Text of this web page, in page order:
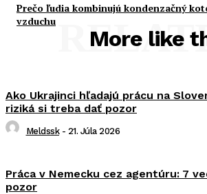
Prečo ľudia kombinujú kondenzačný
vzduchu
More like
Ako Ukrajinci hľadajú prácu na
riziká si treba dať pozor
Meldssk - 21. Júla 2026
Práca v Nemecku cez agentúru: 7
pozor